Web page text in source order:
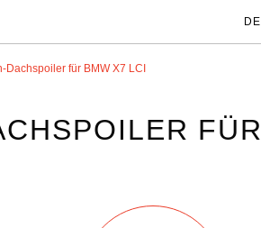
DE
Dachspoiler für BMW X7 LCI
FÜR